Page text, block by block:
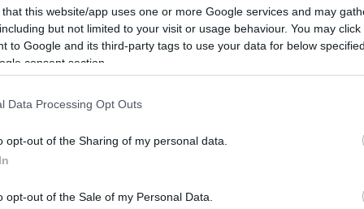
that this website/app uses one or more Google services and may
but not limited to your visit or usage behaviour. You may
to Google and its third-party tags to use your data for below
consent section.
Data Processing Opt Outs
opt-out of the Sharing of my personal data.
opt-out of the Sale of my Personal Data.
labellezza naturalee l’atmosfera
e le serate all’insegna deldivertimento
ideale per chi cerca il mix perfetto tra